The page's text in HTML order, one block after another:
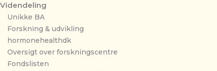
Videndeling
Unikke BA
Forskning & udvikling
hormonehealthdk
Oversigt over forskningscentre
Fondslisten